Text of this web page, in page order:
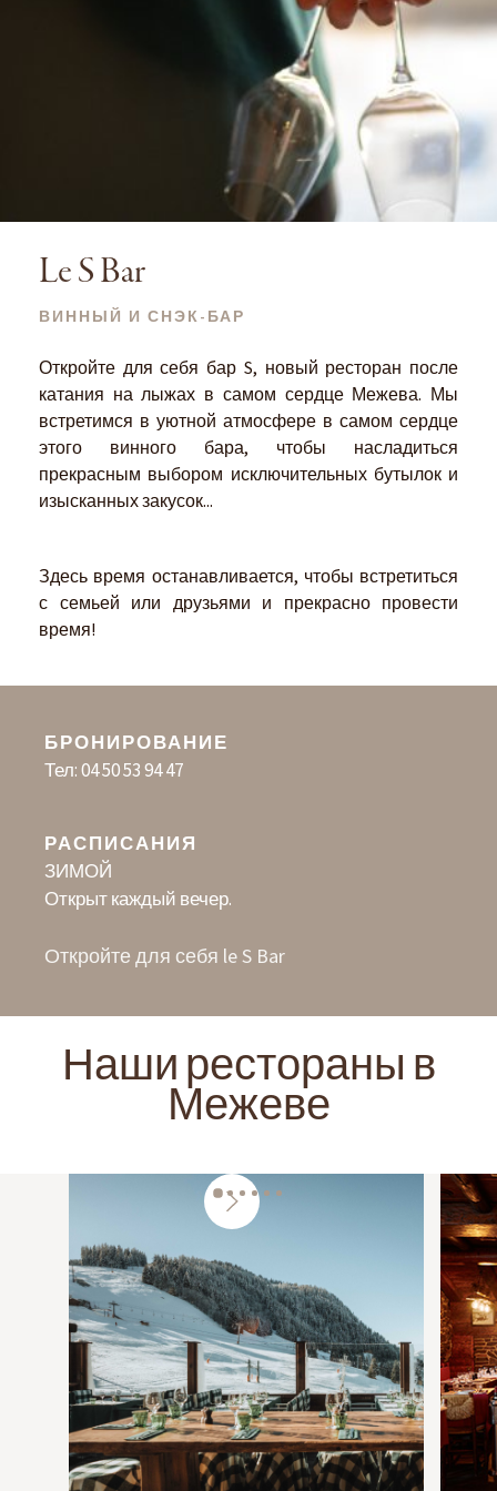
Le S Bar
ВИННЫЙ И СНЭК-БАР
Откройте для себя бар S, новый ресторан после
катания на лыжах в самом сердце Межева. Мы
встретимся в уютной атмосфере в самом сердце
этого винного бара, чтобы насладиться
прекрасным выбором исключительных бутылок и
изысканных закусок...
Здесь время останавливается, чтобы встретиться
с семьей или друзьями и прекрасно провести
время!
БРОНИРОВАНИЕ
Тел:04 50 53 94 47
РАСПИСАНИЯ
ЗИМОЙ
Открыт каждый вечер.
Откройте для себя le S Bar
Наши рестораны в
Межеве